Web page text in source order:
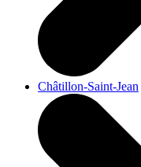
Châtillon-Saint-Jean